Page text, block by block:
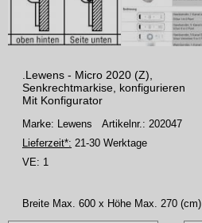
.Lewens - Micro 2020 (Z),
Senkrechtmarkise, konfigurieren
Mit Konfigurator
Marke: Lewens Artikelnr.: 202047
Lieferzeit*: 21-30 Werktage
VE: 1
Breite Max. 600 x Höhe Max. 270 (cm)